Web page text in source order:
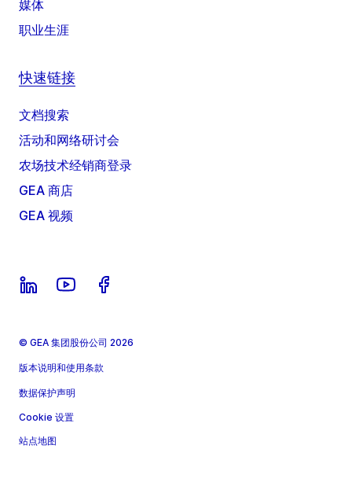
媒体
职业生涯
快速链接
文档搜索
活动和网络研讨会
农场技术经销商登录
GEA 商店
GEA 视频
© GEA 集团股份公司 2026
版本说明和使用条款
数据保护声明
Cookie 设置
站点地图